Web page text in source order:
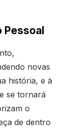
Pessoal
novas
história, e à
se tornará
o
de dentro